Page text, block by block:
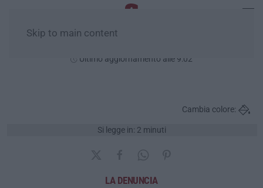
Skip to main content
Ultimo aggiornamento alle 9:02
Si legge in: 2 minuti
Cambia colore:
LA DENUNCIA